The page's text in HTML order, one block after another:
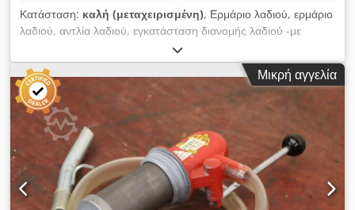
Κατάσταση: καλή (μεταχειρισμένη), Ερμάριο λαδιού, ερμάριο
λαδιού, αντλία λαδιού, εγκατάσταση διανομής λαδιού -με
μετρητή -εκτεινόμενο σωλήνα με πιστόλι διανομής Dcjdpfxsb A
Igve Apiek -σύνδεση πεπιεσμένου αέρα
Μικρή αγγελία